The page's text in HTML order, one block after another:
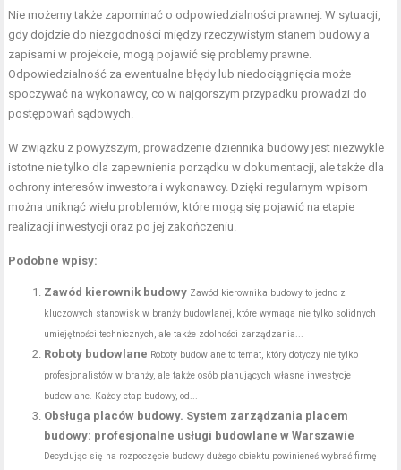
Nie możemy także zapominać o odpowiedzialności prawnej. W sytuacji,
gdy dojdzie do niezgodności między rzeczywistym stanem budowy a
zapisami w projekcie, mogą pojawić się problemy prawne.
Odpowiedzialność za ewentualne błędy lub niedociągnięcia może
spoczywać na wykonawcy, co w najgorszym przypadku prowadzi do
postępowań sądowych.
W związku z powyższym, prowadzenie dziennika budowy jest niezwykle
istotne nie tylko dla zapewnienia porządku w dokumentacji, ale także dla
ochrony interesów inwestora i wykonawcy. Dzięki regularnym wpisom
można uniknąć wielu problemów, które mogą się pojawić na etapie
realizacji inwestycji oraz po jej zakończeniu.
Podobne wpisy:
Zawód kierownik budowy Zawód kierownika budowy to jedno z
kluczowych stanowisk w branży budowlanej, które wymaga nie tylko solidnych
umiejętności technicznych, ale także zdolności zarządzania...
Roboty budowlane Roboty budowlane to temat, który dotyczy nie tylko
profesjonalistów w branży, ale także osób planujących własne inwestycje
budowlane. Każdy etap budowy, od...
Obsługa placów budowy. System zarządzania placem
budowy: profesjonalne usługi budowlane w Warszawie
Decydując się na rozpoczęcie budowy dużego obiektu powinieneś wybrać firmę